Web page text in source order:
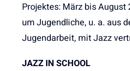
Projektes: März bis August
um Jugendliche, u. a. aus
Jugendarbeit, mit Jazz
JAZZ IN SCHOOL